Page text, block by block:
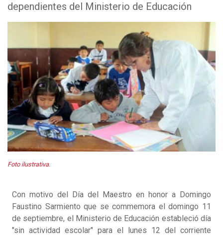
dependientes del Ministerio de Educación
Foto ilustrativa.
Con motivo del Día del Maestro en honor a Domingo
Faustino Sarmiento que se commemora el domingo 11
de septiembre, el Ministerio de Educación estableció día
"sin actividad escolar" para el lunes 12 del corriente